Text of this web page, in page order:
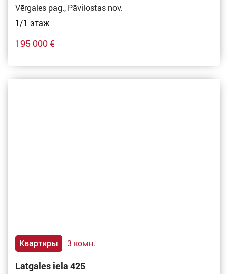
Vērgales pag., Pāvilostas nov.
1/1 этаж
195 000 €
Квартиры 3 комн.
Latgales iela 425